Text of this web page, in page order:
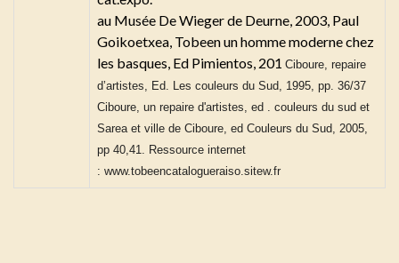
au Musée De Wieger de Deurne, 2003, Paul
Goikoetxea, Tobeen un homme moderne chez
les basques, Ed Pimientos, 201 Ciboure, repaire
d’artistes, Ed. Les couleurs du Sud, 1995, pp. 36/37
Ciboure, un repaire d'artistes, ed . couleurs du sud et
Sarea et ville de Ciboure, ed Couleurs du Sud, 2005,
pp 40,41. Ressource internet
: www.tobeencatalogueraiso.sitew.fr